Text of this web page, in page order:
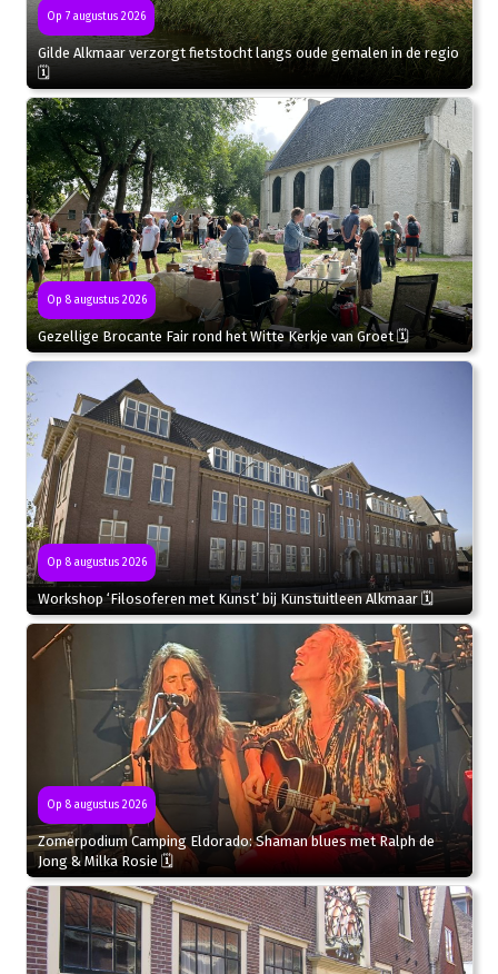
Op 7 augustus 2026
Gilde Alkmaar verzorgt fietstocht langs oude gemalen in de regio
🗓
Op 8 augustus 2026
Gezellige Brocante Fair rond het Witte Kerkje van Groet 🗓
Op 8 augustus 2026
Workshop ‘Filosoferen met Kunst’ bij Kunstuitleen Alkmaar 🗓
Op 8 augustus 2026
Zomerpodium Camping Eldorado: Shaman blues met Ralph de
Jong & Milka Rosie 🗓